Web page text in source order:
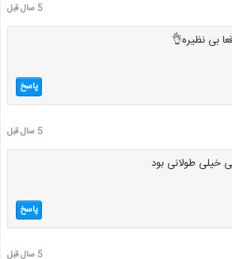
5 سال قبل
بی نظیره👌
پاسخ
5 سال قبل
خیلی طولانی بود
پاسخ
5 سال قبل